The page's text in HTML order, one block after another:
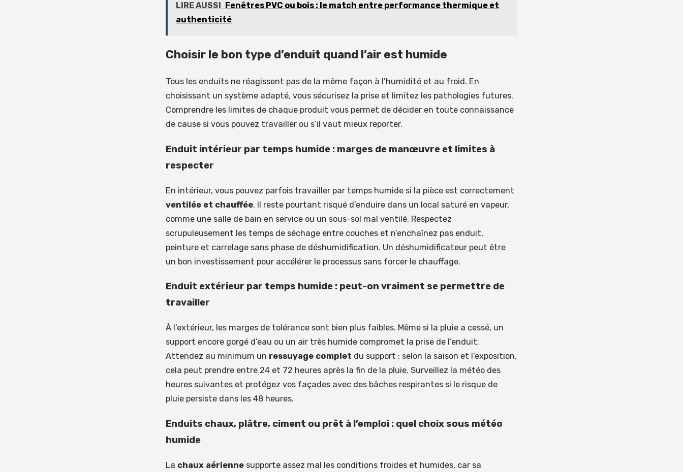
LIRE AUSSI
Fenêtres PVC ou bois : le match entre performance thermique et
authenticité
Choisir le bon type d’enduit quand l’air est humide
Tous les enduits ne réagissent pas de la même façon à l’humidité et au froid. En
choisissant un système adapté, vous sécurisez la prise et limitez les pathologies futures.
Comprendre les limites de chaque produit vous permet de décider en toute connaissance
de cause si vous pouvez travailler ou s’il vaut mieux reporter.
Enduit intérieur par temps humide : marges de manœuvre et limites à
respecter
En intérieur, vous pouvez parfois travailler par temps humide si la pièce est correctement
ventilée et chauffée. Il reste pourtant risqué d’enduire dans un local saturé en vapeur,
comme une salle de bain en service ou un sous-sol mal ventilé. Respectez
scrupuleusement les temps de séchage entre couches et n’enchaînez pas enduit,
peinture et carrelage sans phase de déshumidification. Un déshumidificateur peut être
un bon investissement pour accélérer le processus sans forcer le chauffage.
Enduit extérieur par temps humide : peut-on vraiment se permettre de
travailler
À l’extérieur, les marges de tolérance sont bien plus faibles. Même si la pluie a cessé, un
support encore gorgé d’eau ou un air très humide compromet la prise de l’enduit.
Attendez au minimum un ressuyage complet du support : selon la saison et l’exposition,
cela peut prendre entre 24 et 72 heures après la fin de la pluie. Surveillez la météo des
heures suivantes et protégez vos façades avec des bâches respirantes si le risque de
pluie persiste dans les 48 heures.
Enduits chaux, plâtre, ciment ou prêt à l’emploi : quel choix sous météo
humide
La chaux aérienne supporte assez mal les conditions froides et humides, car sa